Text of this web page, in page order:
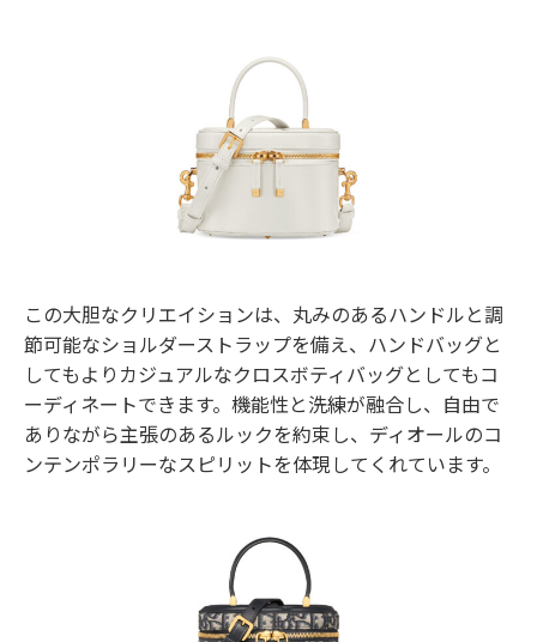
この大胆なクリエイションは、丸みのあるハンドルと調
節可能なショルダーストラップを備え、ハンドバッグと
してもよりカジュアルなクロスボティバッグとしてもコ
ーディネートできます。機能性と洗練が融合し、自由で
ありながら主張のあるルックを約束し、ディオールのコ
ンテンポラリーなスピリットを体現してくれています。